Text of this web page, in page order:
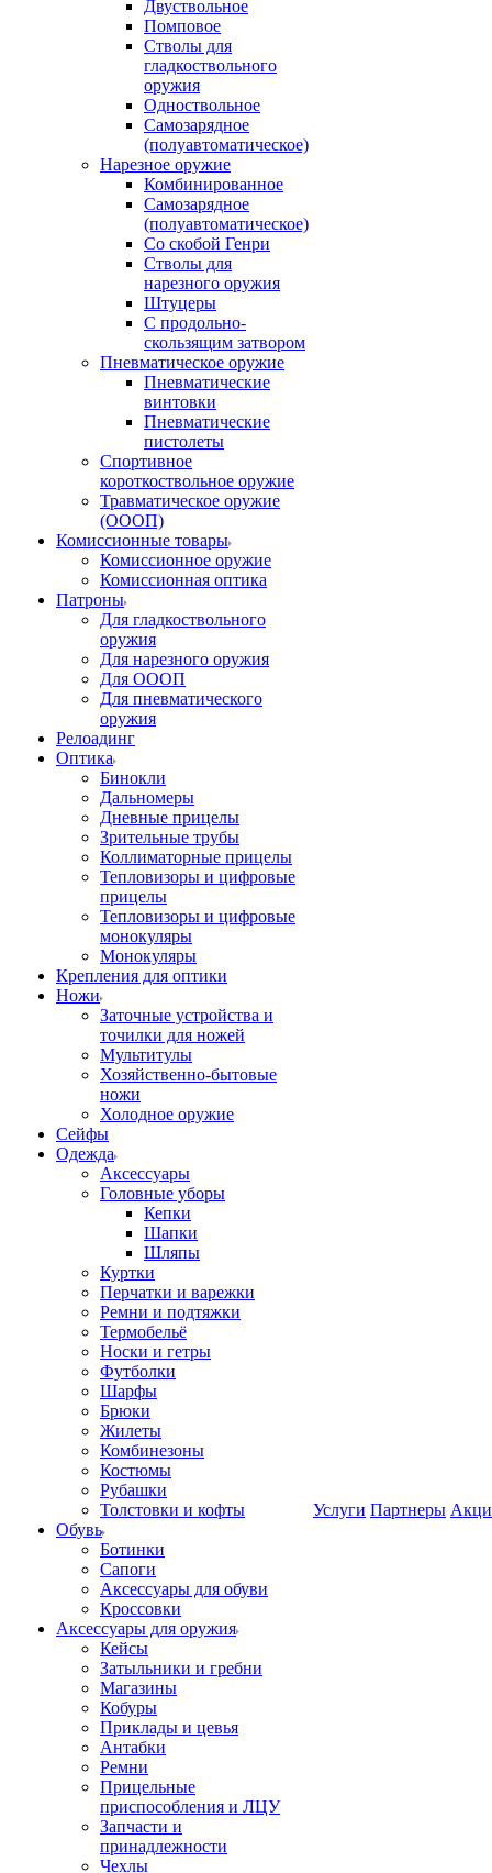
Двуствольное
Помповое
Стволы для
гладкоствольного
оружия
Одноствольное
Самозарядное
(полуавтоматическое)
Нарезное оружие
Комбинированное
Самозарядное
(полуавтоматическое)
Со скобой Генри
Стволы для
нарезного оружия
Штуцеры
С продольно-
скользящим затвором
Пневматическое оружие
Пневматические
винтовки
Пневматические
пистолеты
Спортивное
короткоствольное оружие
Травматическое оружие
(ОООП)
Комиссионные товары
Комиссионное оружие
Комиссионная оптика
Патроны
Для гладкоствольного
оружия
Для нарезного оружия
Для ОООП
Для пневматического
оружия
Релоадинг
Оптика
Бинокли
Дальномеры
Дневные прицелы
Зрительные трубы
Коллиматорные прицелы
Тепловизоры и цифровые
прицелы
Тепловизоры и цифровые
монокуляры
Монокуляры
Крепления для оптики
Ножи
Заточные устройства и
точилки для ножей
Мультитулы
Хозяйственно-бытовые
ножи
Холодное оружие
Сейфы
Одежда
Аксессуары
Головные уборы
Кепки
Шапки
Шляпы
Куртки
Перчатки и варежки
Ремни и подтяжки
Термобельё
Носки и гетры
Футболки
Шарфы
Брюки
Жилеты
Комбинезоны
Костюмы
Рубашки
Толстовки и кофты
Обувь
Ботинки
Сапоги
Аксессуары для обуви
Кроссовки
Аксессуары для оружия
Кейсы
Затыльники и гребни
Магазины
Кобуры
Приклады и цевья
Антабки
Ремни
Прицельные
приспособления и ЛЦУ
Запчасти и
принадлежности
Чехлы
Услуги Партнеры